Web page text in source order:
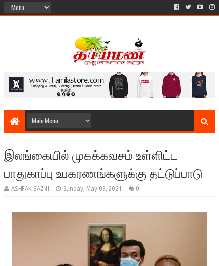
இலங்கையில் முகக்கவசம் உள்ளிட்ட
பாதுகாப்பு உபகரணங்களுக்கு தட்டுப்பாடு
ASHFAK SAZNI Sunday, May 09, 2021 0